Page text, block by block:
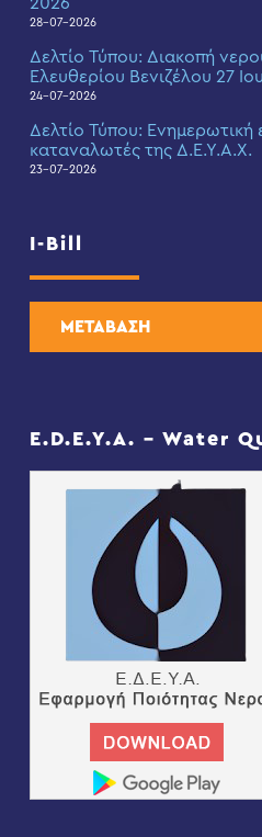
2026
28-07-2026
Δελτίο Τύπου: Διακοπή
Ελευθερίου Βενιζέλου 27
24-07-2026
Δελτίο Τύπου: Eνημερωτική
καταναλωτές της Δ.Ε.Υ.Α.Χ.
23-07-2026
I-Bill
ΜΕΤΑΒΑΣΗ
E.D.E.Y.A. – Water